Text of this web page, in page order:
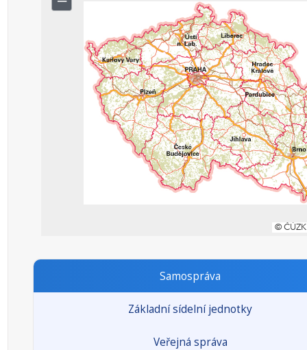
Samospráva
Základní sídelní jednotky
Veřejná správa